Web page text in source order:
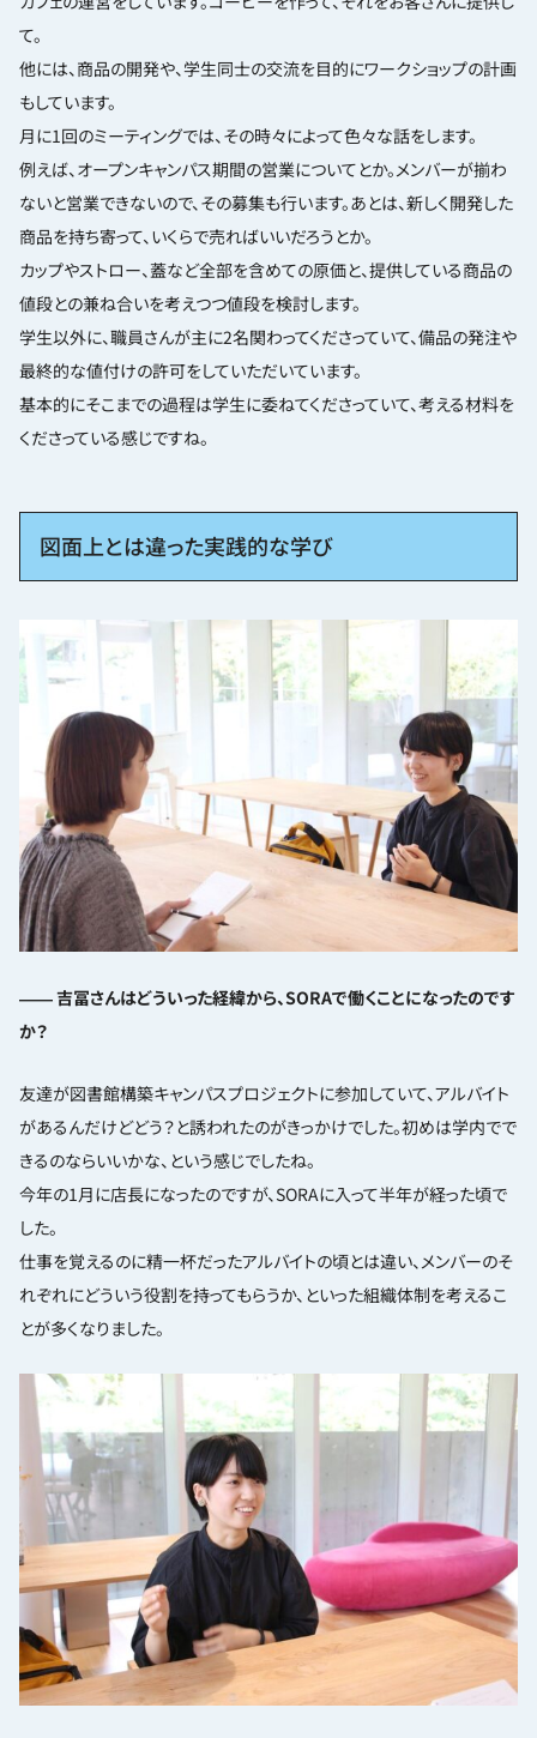
て。
他には、商品の開発や、学生同士の交流を目的にワークショップの計画
もしています。
月に1回のミーティングでは、その時々によって色々な話をします。
例えば、オープンキャンパス期間の営業についてとか。メンバーが揃わ
ないと営業できないので、その募集も行います。あとは、新しく開発した
商品を持ち寄って、いくらで売ればいいだろうとか。
カップやストロー、蓋など全部を含めての原価と、提供している商品の
値段との兼ね合いを考えつつ値段を検討します。
学生以外に、職員さんが主に2名関わってくださっていて、備品の発注や
最終的な値付けの許可をしていただいています。
基本的にそこまでの過程は学生に委ねてくださっていて、考える材料を
くださっている感じですね。
図面上とは違った実践的な学び
―― 吉冨さんはどういった経緯から、SORAで働くことになったのです
か？
友達が図書館構築キャンパスプロジェクトに参加していて、アルバイト
があるんだけどどう？と誘われたのがきっかけでした。初めは学内でで
きるのならいいかな、という感じでしたね。
今年の1月に店長になったのですが、SORAに入って半年が経った頃で
した。
仕事を覚えるのに精一杯だったアルバイトの頃とは違い、メンバーのそ
れぞれにどういう役割を持ってもらうか、といった組織体制を考えるこ
とが多くなりました。